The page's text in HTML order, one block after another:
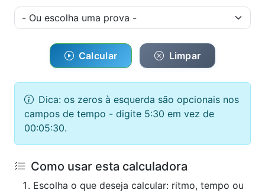
Calcular Limpar
Dica: os zeros à esquerda são opcionais nos
campos de tempo - digite 5:30 em vez de
00:05:30.
Como usar esta calculadora
Escolha o que deseja calcular: ritmo, tempo ou